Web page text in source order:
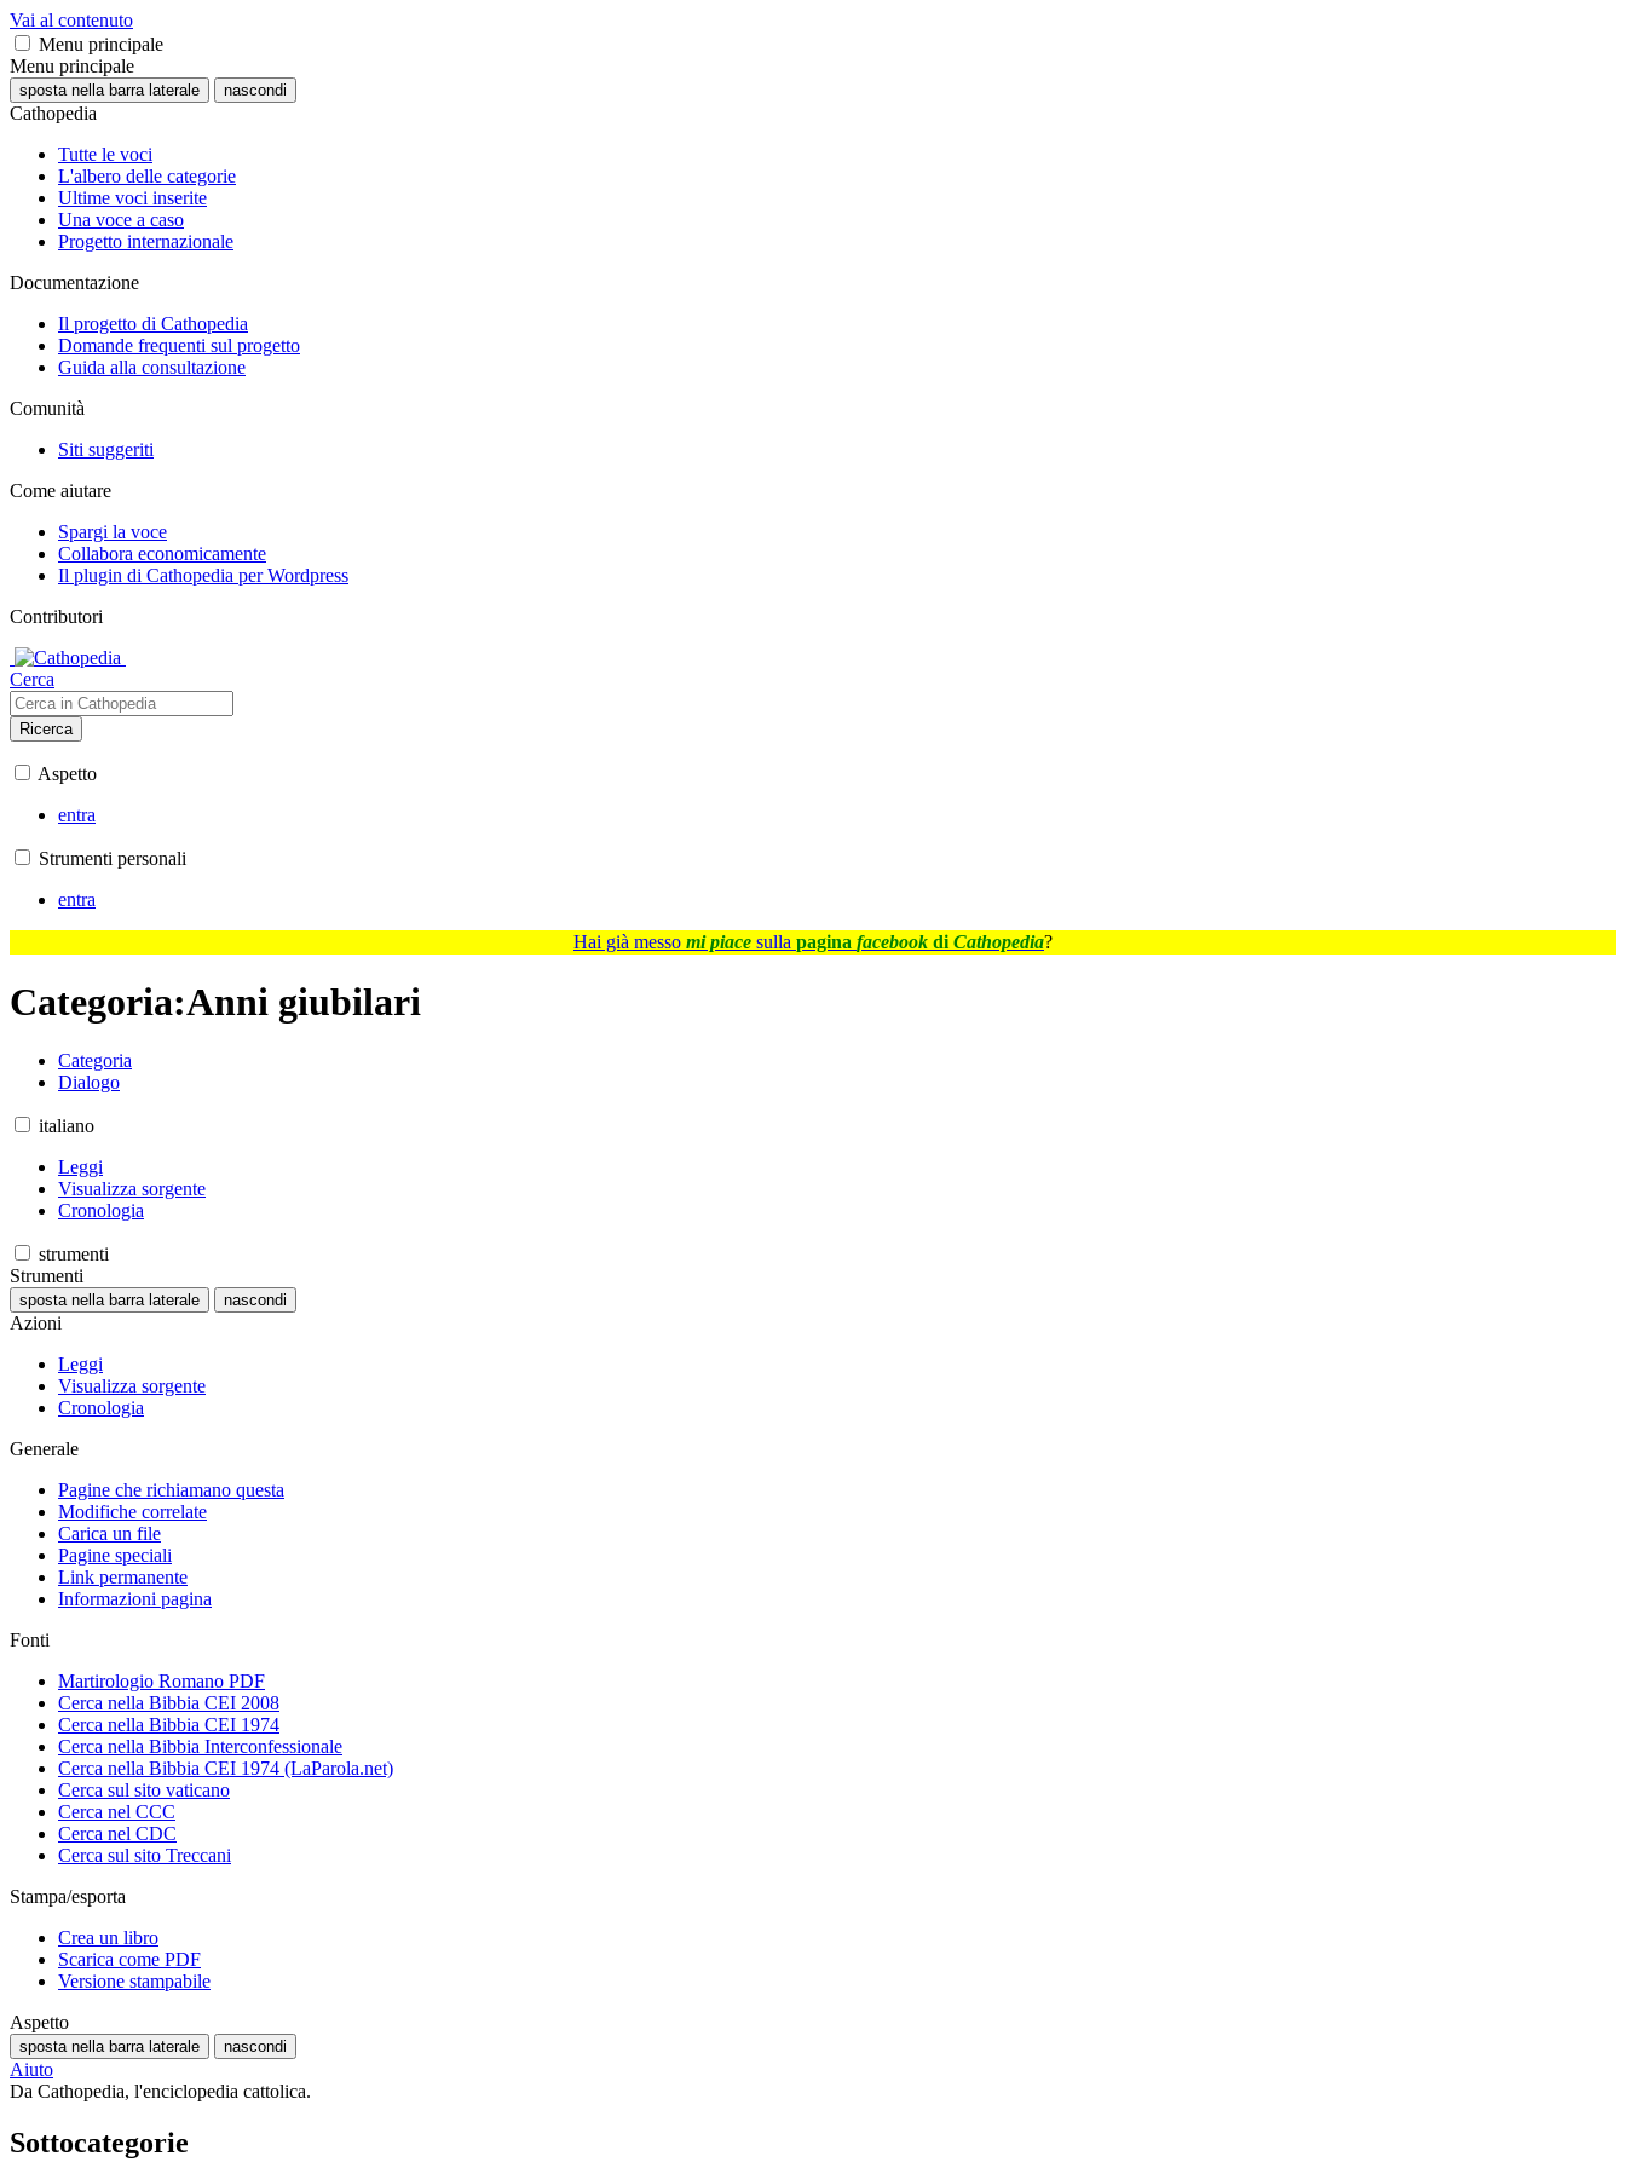
Vai al contenuto
Menu principale
Menu principale
sposta nella barra laterale nascondi
Cathopedia
Tutte le voci
L'albero delle categorie
Ultime voci inserite
Una voce a caso
Progetto internazionale
Documentazione
Il progetto di Cathopedia
Domande frequenti sul progetto
Guida alla consultazione
Comunità
Siti suggeriti
Come aiutare
Spargi la voce
Collabora economicamente
Il plugin di Cathopedia per Wordpress
Contributori
Cerca
Ricerca
Aspetto
entra
Strumenti personali
entra
Hai già messo mi piace sulla pagina facebook di Cathopedia?
Categoria:Anni giubilari
Categoria
Dialogo
italiano
Leggi
Visualizza sorgente
Cronologia
strumenti
Strumenti
sposta nella barra laterale nascondi
Azioni
Leggi
Visualizza sorgente
Cronologia
Generale
Pagine che richiamano questa
Modifiche correlate
Carica un file
Pagine speciali
Link permanente
Informazioni pagina
Fonti
Martirologio Romano PDF
Cerca nella Bibbia CEI 2008
Cerca nella Bibbia CEI 1974
Cerca nella Bibbia Interconfessionale
Cerca nella Bibbia CEI 1974 (LaParola.net)
Cerca sul sito vaticano
Cerca nel CCC
Cerca nel CDC
Cerca sul sito Treccani
Stampa/esporta
Crea un libro
Scarica come PDF
Versione stampabile
Aspetto
sposta nella barra laterale nascondi
Aiuto
Da Cathopedia, l'enciclopedia cattolica.
Sottocategorie